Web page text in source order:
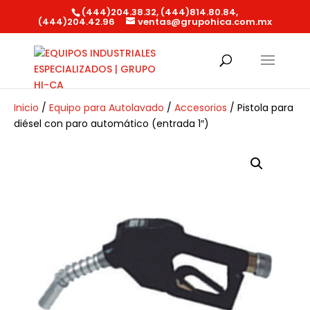
(444)204.38.32, (444)814.80.84,
(444)204.42.96 ventas@grupohica.com.mx
Inicio / Equipo para Autolavado / Accesorios / Pistola para
diésel con paro automático (entrada 1″)